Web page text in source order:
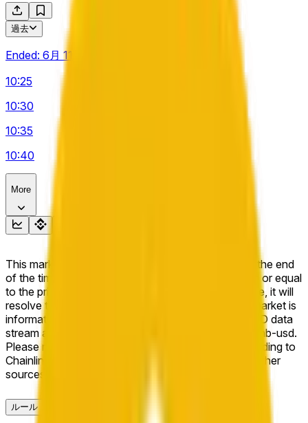
過去
Ended: 6月 11
10:25
10:30
10:35
10:40
More
This market will resolve to "Up" if the BNB price at the end
of the time range specified in the title is greater than or equal
to the price at the beginning of that range. Otherwise, it will
resolve to "Down". The resolution source for this market is
information from Chainlink, specifically the BNB/USD data
stream available at https://data.chain.link/streams/bnb-usd.
Please note that this market is about the price according to
Chainlink data stream BNB/USD, not according to other
sources or spot markets.
ルール